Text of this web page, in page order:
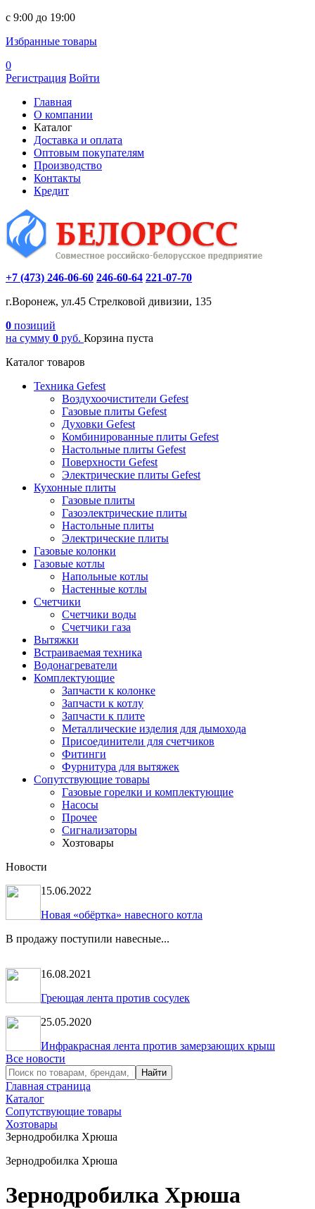
c 9:00 до 19:00
Избранные товары
0
Регистрация Войти
Главная
О компании
Каталог
Доставка и оплата
Оптовым покупателям
Производство
Контакты
Кредит
+7 (473) 246-06-60 246-60-64 221-07-70
г.Воронеж, ул.45 Стрелковой дивизии, 135
0 позиций
на сумму 0 руб. Корзина пуста
Каталог товаров
Техника Gefest
Воздухоочистители Gefest
Газовые плиты Gefest
Духовки Gefest
Комбинированные плиты Gefest
Настольные плиты Gefest
Поверхности Gefest
Электрические плиты Gefest
Кухонные плиты
Газовые плиты
Газоэлектрические плиты
Настольные плиты
Электрические плиты
Газовые колонки
Газовые котлы
Напольные котлы
Настенные котлы
Счетчики
Счетчики воды
Счетчики газа
Вытяжки
Встраиваемая техника
Водонагреватели
Комплектующие
Запчасти к колонке
Запчасти к котлу
Запчасти к плите
Металлические изделия для дымохода
Присоединители для счетчиков
Фитинги
Фурнитура для вытяжек
Сопутствующие товары
Газовые горелки и комплектующие
Насосы
Прочее
Сигнализаторы
Хозтовары
Новости
15.06.2022
Новая «обёртка» навесного котла
В продажу поступили навесные...
16.08.2021
Греющая лента против сосулек
25.05.2020
Инфракрасная лента против замерзающих крыш
Все новости
Главная страница
Каталог
Сопутствующие товары
Хозтовары
Зернодробилка Хрюша
Зернодробилка Хрюша
Зернодробилка Хрюша